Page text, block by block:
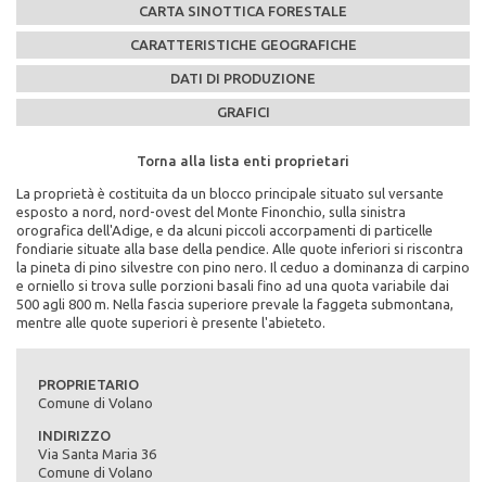
CARTA SINOTTICA FORESTALE
CARATTERISTICHE GEOGRAFICHE
DATI DI PRODUZIONE
GRAFICI
Torna alla lista enti proprietari
La proprietà è costituita da un blocco principale situato sul versante
esposto a nord, nord-ovest del Monte Finonchio, sulla sinistra
orografica dell'Adige, e da alcuni piccoli accorpamenti di particelle
fondiarie situate alla base della pendice. Alle quote inferiori si riscontra
la pineta di pino silvestre con pino nero. Il ceduo a dominanza di carpino
e orniello si trova sulle porzioni basali fino ad una quota variabile dai
500 agli 800 m. Nella fascia superiore prevale la faggeta submontana,
mentre alle quote superiori è presente l'abieteto.
PROPRIETARIO
Comune di Volano
INDIRIZZO
Via Santa Maria 36
Comune di Volano
Torna alla lista enti proprietari
Scarica la mappa sinottica forestale del comune di
Comune di Volano
Torna alla lista enti proprietari
Caratteristiche Stazionali:
Altitudine Minima: 195
Altitudine Massima: 1540
Altitudine Prevalente: 978
Esposizione: ovest, nord/ovest
Caratteristiche Geologiche:
Substrato Geologico: dolomie, calcari
Torna alla lista enti proprietari
PEFC n°:
PEFC/18-21-02/93
Scadenza del piano di assestamento:
1997-2006
Superficie di proprietà totale (in ettari):
506
Composizione specie principali (in %):
abete rosso 6% abete bianco 38% larice 40% pino silvestre 4% pino
nero 7% faggio 7% altre latifoglie 1%
Torna alla lista enti proprietari
Massa legnosa ad ettaro: